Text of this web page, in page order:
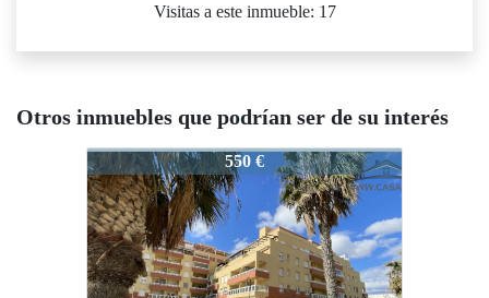
Visitas a este inmueble: 17
Otros inmuebles que podrían ser de su interés
2293-Mosto
550 €
2293-Mosto 550 €